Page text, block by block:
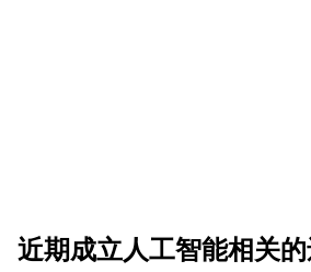
近期成立人工智能相关